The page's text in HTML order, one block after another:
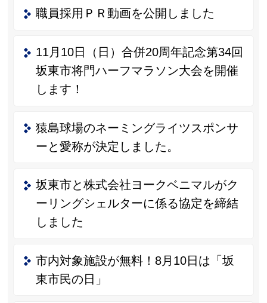
職員採用ＰＲ動画を公開しました
11月10日（日）合併20周年記念第34回
坂東市将門ハーフマラソン大会を開催
します！
猿島球場のネーミングライツスポンサ
ーと愛称が決定しました。
坂東市と株式会社ヨークベニマルがク
ーリングシェルターに係る協定を締結
しました
市内対象施設が無料！8月10日は「坂
東市民の日」